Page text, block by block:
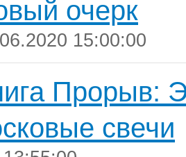
очерк
15:00:00
Прорыв:
свечи